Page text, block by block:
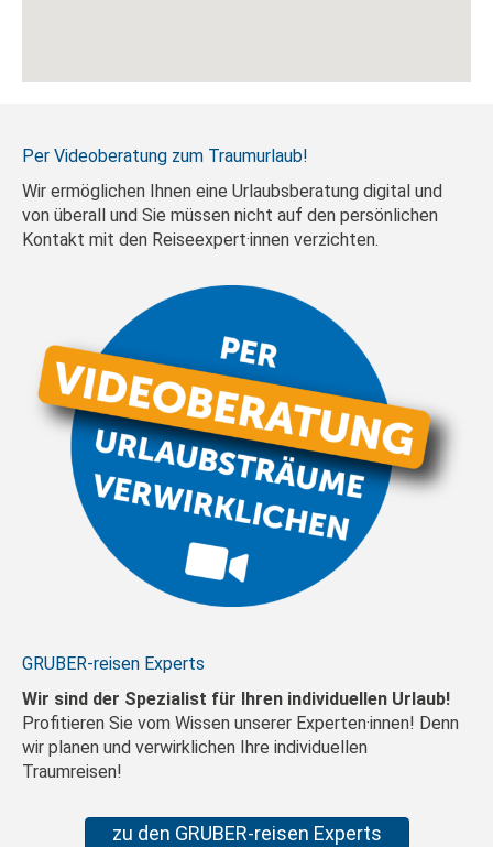
Per Videoberatung zum Traumurlaub!
Wir ermöglichen Ihnen eine Urlaubsberatung digital und
von überall und Sie müssen nicht auf den persönlichen
Kontakt mit den Reiseexpert·innen verzichten.
GRUBER-reisen Experts
Wir sind der Spezialist für Ihren individuellen Urlaub!
Profitieren Sie vom Wissen unserer Experten·innen! Denn
wir planen und verwirklichen Ihre individuellen
Traumreisen!
zu den GRUBER-reisen Experts